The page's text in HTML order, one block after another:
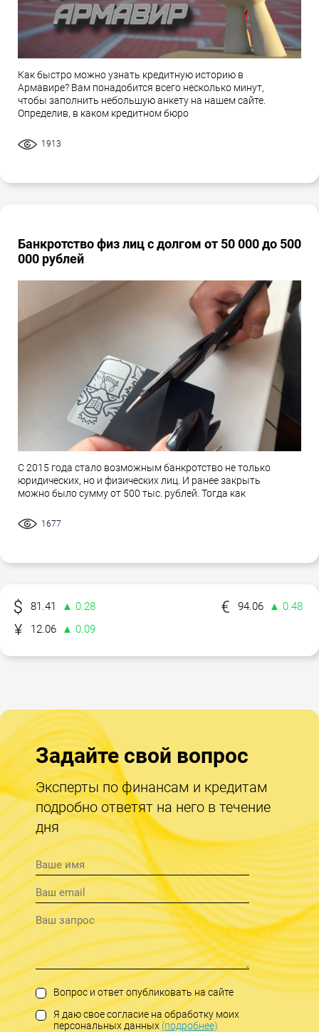
Как быстро можно узнать кредитную историю в
Армавире? Вам понадобится всего несколько минут,
чтобы заполнить небольшую анкету на нашем сайте.
Определив, в каком кредитном бюро
1913
Банкротство физ лиц с долгом от 50 000 до 500
000 рублей
С 2015 года стало возможным банкротство не только
юридических, но и физических лиц. И ранее закрыть
можно было сумму от 500 тыс. рублей. Тогда как
1677
81.41 ▲ 0.28 94.06
▲ 0.48
12.06
▲ 0.09
Задайте свой вопрос
Эксперты по финансам и кредитам
подробно ответят на него в течение
дня
Вопрос и ответ опубликовать на сайте
Я даю свое согласие на обработку моих
персональных данных(подробнее)